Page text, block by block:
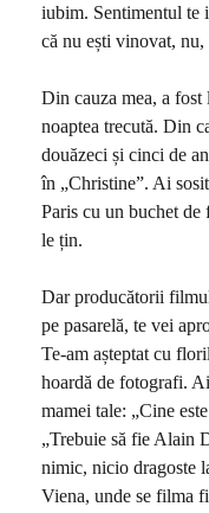
iubim. Sentimentul te
că nu ești vinovat,
Din cauza mea, a fost
noaptea trecută. Din
douăzeci și cinci de
în „Christine”. Ai
Paris cu un buchet de
le țin.
Dar producătorii
pe pasarelă, te vei
Te-am așteptat cu
hoardă de fotografi.
mamei tale: „Cine
„Trebuie să fie Alain
nimic, nicio dragoste
Viena, unde se filma